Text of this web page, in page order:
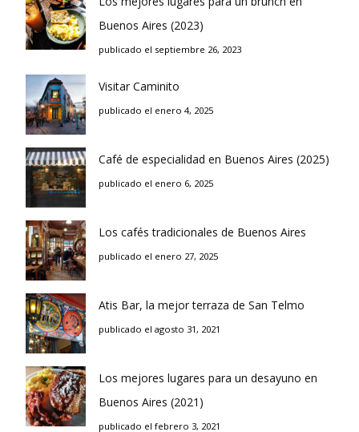
Buenos Aires (2023)
publicado el septiembre 26, 2023
Visitar Caminito
publicado el enero 4, 2025
Café de especialidad en Buenos Aires (2025)
publicado el enero 6, 2025
Los cafés tradicionales de Buenos Aires
publicado el enero 27, 2025
Atis Bar, la mejor terraza de San Telmo
publicado el agosto 31, 2021
Los mejores lugares para un desayuno en
Buenos Aires (2021)
publicado el febrero 3, 2021